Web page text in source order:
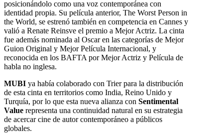
posicionándolo como una voz contemporánea con
identidad propia. Su película anterior, The Worst Person in
the World, se estrenó también en competencia en Cannes y
valió a Renate Reinsve el premio a Mejor Actriz. La cinta
fue además nominada al Oscar en las categorías de Mejor
Guion Original y Mejor Película Internacional, y
reconocida en los BAFTA por Mejor Actriz y Película de
habla no inglesa.
MUBI ya había colaborado con Trier para la distribución
de esta cinta en territorios como India, Reino Unido y
Turquía, por lo que esta nueva alianza con Sentimental
Value representa una continuidad natural en su estrategia
de acercar cine de autor contemporáneo a públicos
globales.